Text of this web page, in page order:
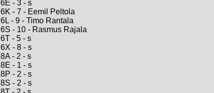
6E - 3 - s
6K - 7 - Eemil Peltola
6L - 9 - Timo Rantala
6S - 10 - Rasmus Rajala
6T - 5 - s
6X - 8 - s
8A - 2 - s
8E - 1 - s
8P - 2 - s
8S - 2 - s